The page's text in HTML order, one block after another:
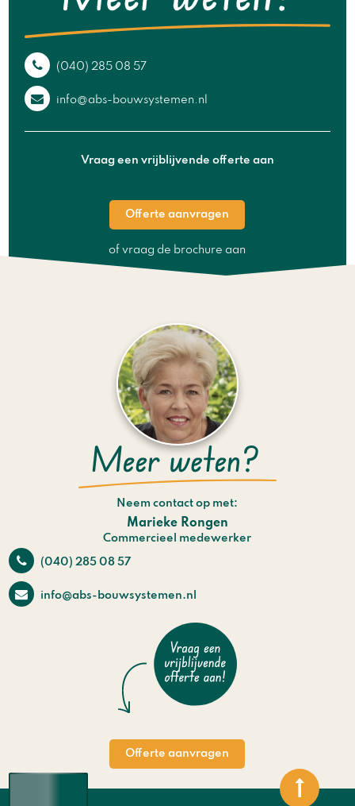
(040) 285 08 57
info@abs-bouwsystemen.nl
Vraag een vrijblijvende offerte aan
Offerte aanvragen
of vraag de brochure aan
Neem contact op met:
Marieke Rongen
Commercieel medewerker
(040) 285 08 57
info@abs-bouwsystemen.nl
Offerte aanvragen